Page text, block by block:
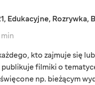
, Edukacyjne, Rozrywka,
min
kto zajmuje się
publikuje filmiki o
np. bieżącym